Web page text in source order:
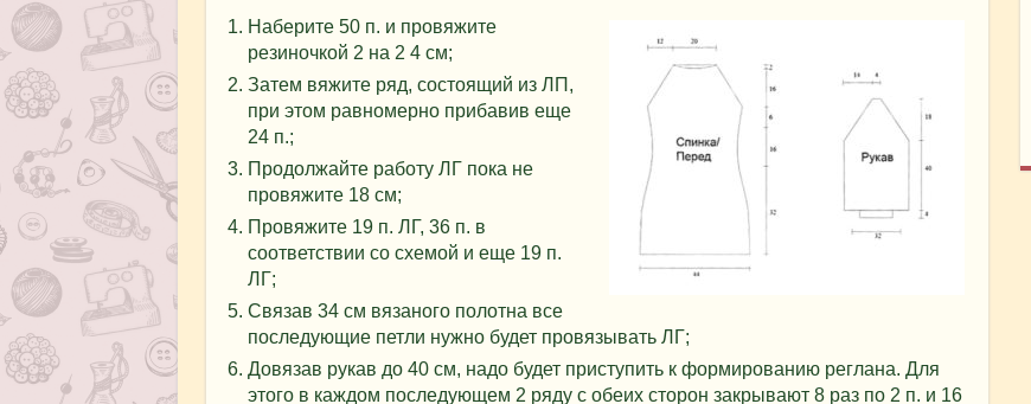
Наберите 50 п. и провяжите
резиночкой 2 на 2 4 см;
Затем вяжите ряд, состоящий из ЛП,
при этом равномерно прибавив еще
24 п.;
Продолжайте работу ЛГ пока не
провяжите 18 см;
Провяжите 19 п. ЛГ, 36 п. в
соответствии со схемой и еще 19 п.
ЛГ;
Связав 34 см вязаного полотна все
последующие петли нужно будет провязывать ЛГ;
Довязав рукав до 40 см, надо будет приступить к формированию реглана. Для
этого в каждом последующем 2 ряду с обеих сторон закрывают 8 раз по 2 п. и 16